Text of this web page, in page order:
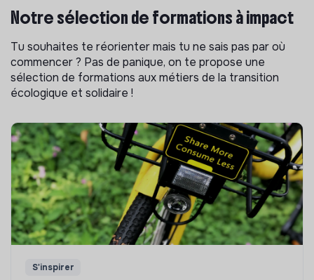
Notre sélection de formations à impact
Tu souhaites te réorienter mais tu ne sais pas par où
commencer ? Pas de panique, on te propose une
sélection de formations aux métiers de la transition
écologique et solidaire !
S'inspirer